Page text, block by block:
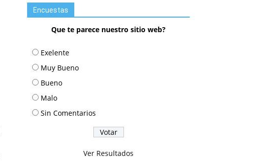
Encuestas
Que te parece nuestro sitio web?
Exelente
Muy Bueno
Bueno
Malo
Sin Comentarios
Ver Resultados